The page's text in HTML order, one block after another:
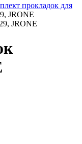
прокладок для
JRONE
JRONE